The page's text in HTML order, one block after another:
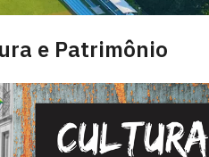
e Patrimônio